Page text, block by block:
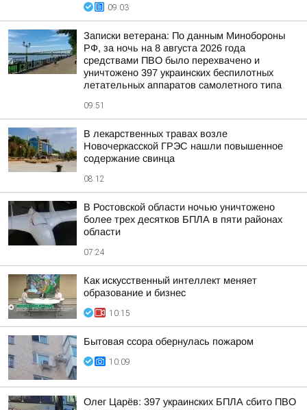
09:03
Записки ветерана: По данным Минобороны
РФ, за ночь на 8 августа 2026 года
средствами ПВО было перехвачено и
уничтожено 397 украинских беспилотных
летательных аппаратов самолетного типа
09:51
В лекарственных травах возле
Новочеркасской ГРЭС нашли повышенное
содержание свинца
08:12
В Ростовской области ночью уничтожено
более трех десятков БПЛА в пяти районах
области
07:24
Как искусственный интеллект меняет
образование и бизнес
10:15
Бытовая ссора обернулась пожаром
10:09
Олег Царёв: 397 украинских БПЛА сбито ПВО